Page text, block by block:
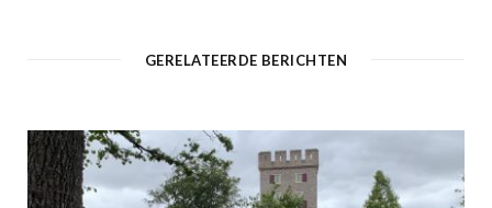
e
GERELATEERDE BERICHTEN